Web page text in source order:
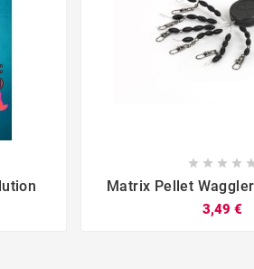
   
Matrix Pellet
3,49 €